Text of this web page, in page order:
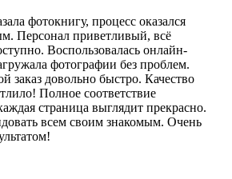
фотокнигу, процесс оказался
Персонал приветливый, всё
Воспользовалась онлайн-
фотографии без проблем.
заказ довольно быстро. Качество
Полное соответствие
страница выглядит прекрасно.
всем своим знакомым. Очень